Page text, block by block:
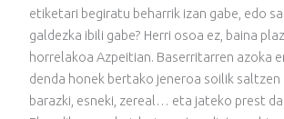
etiketari begiratu beharrik izan gabe, edo
galdezka ibili gabe? Herri osoa ez, baina
horrelakoa Azpeitian. Baserritarren azoka
denda honek bertako jeneroa soilik saltzen
barazki, esneki, zereal… eta jateko prest